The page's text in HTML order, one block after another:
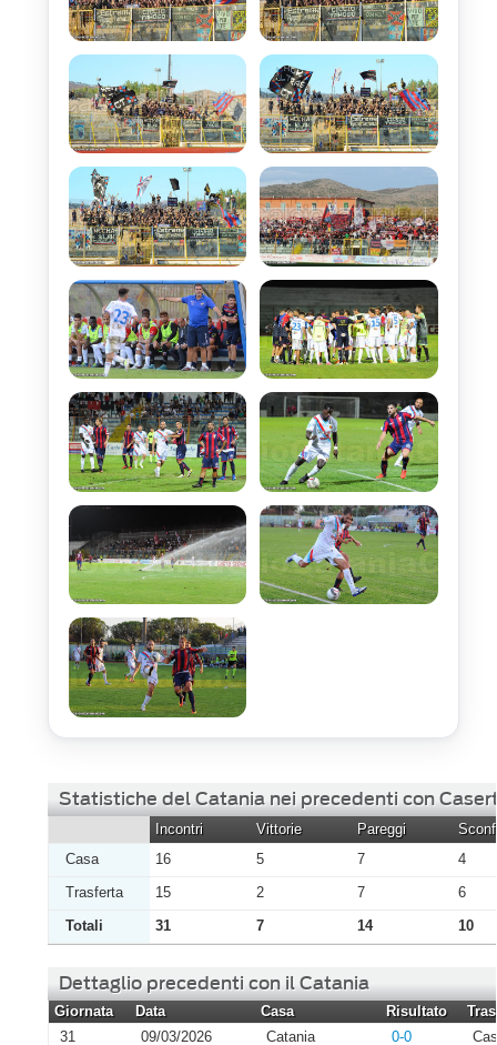
Statistiche del Catania nei precedenti con
Incontri Vittorie Pareggi
Casa
16 5 7
4
Trasferta
15 2 7
6
Totali
31 7 14 10
Dettaglio precedenti con il Catania
Giornata Data Casa Risultato
31
09/03/2026 Catania 0-0